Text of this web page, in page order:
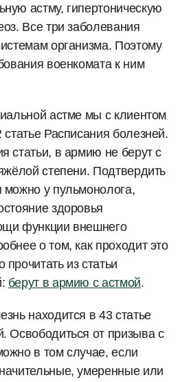
астму, гипертоническую
Все три заболевания
организма. Поэтому
военкомата к ним
астме мы с клиентом
Расписания болезней.
статьи, в армию не берут с
степени. Подтвердить
можно у пульмонолога,
здоровья
функции внешнего
о том, как проходит это
из статьи
берут в армию с астмой.
находится в 43 статье
Освободиться от призыва с
в том случае, если
умеренные или